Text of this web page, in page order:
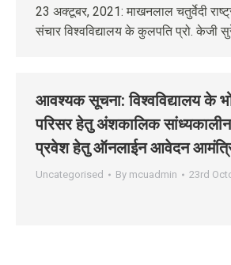
23 अक्‍टूबर, 2021: माखनलाल चतुर्वेदी
संचार विश्वविद्यालय के कुलपति प्रो. केजी
आवश्‍यक सूचना: विश्‍वविद्यालय के
परिसर हेतु अंशकालिक
प्रवेश हेतु ऑनलाईन आवेदन
Uncategorised By mcuadmin 23rd